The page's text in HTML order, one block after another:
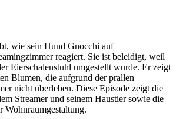
wie sein Hund Gnocchi auf
reagiert. Sie ist beleidigt, weil
Eierschalenstuhl umgestellt wurde. Er zeigt
Blumen, die aufgrund der prallen
nicht überleben. Diese Episode zeigt die
Streamer und seinem Haustier sowie die
Wohnraumgestaltung.